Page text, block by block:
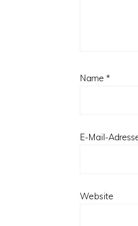
Name *
E-Mail-
Website